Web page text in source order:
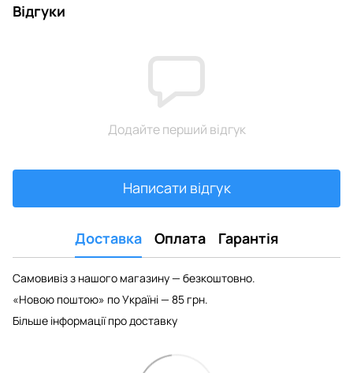
Відгуки
Додайте перший відгук
Написати відгук
Доставка Оплата Гарантія
Самовивіз з нашого магазину — безкоштовно.
«Новою поштою» по Україні — 85 грн.
Більше інформації про доставку